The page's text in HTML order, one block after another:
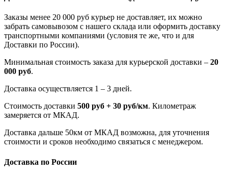
Заказы менее 20 000 руб курьер не доставляет, их можно
забрать самовывозом с нашего склада или оформить доставку
транспортными компаниями (условия те же, что и для
Доставки по России).
Минимальная стоимость заказа для курьерской доставки – 20
000 руб.
Доставка осуществляется 1 – 3 дней.
Стоимость доставки 500 руб + 30 руб/км. Километраж
замеряется от МКАД.
Доставка дальше 50км от МКАД возможна, для уточнения
стоимости и сроков необходимо связаться с менеджером.
Доставка по России